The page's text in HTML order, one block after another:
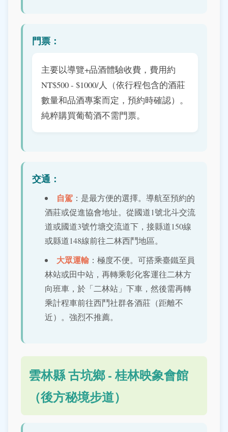
門票：
主要以導覽+品酒體驗收費，費用約
NT$500 - $1000/人（依行程包含的酒莊
數量和品酒專案而定，預約時確認）。
純粹購買葡萄酒不需門票。
交通：
自駕 ：是最方便的選擇。導航至預約的
酒莊或促進協會地址。從國道1號北斗交流
道或國道3號竹塘交流道下，接縣道150線
或縣道148線前往二林西鬥地區。
大眾運輸 ：極度不便。可搭乘臺鐵至員
林站或田中站，再轉乘彰化客運往二林方
向班車，於「二林站」下車，然後需再轉
乘計程車前往西鬥社群各酒莊（距離不
近）。強烈不推薦。
雲林縣 古坑鄉 - 桂林映象會館
（後方秘境步道）